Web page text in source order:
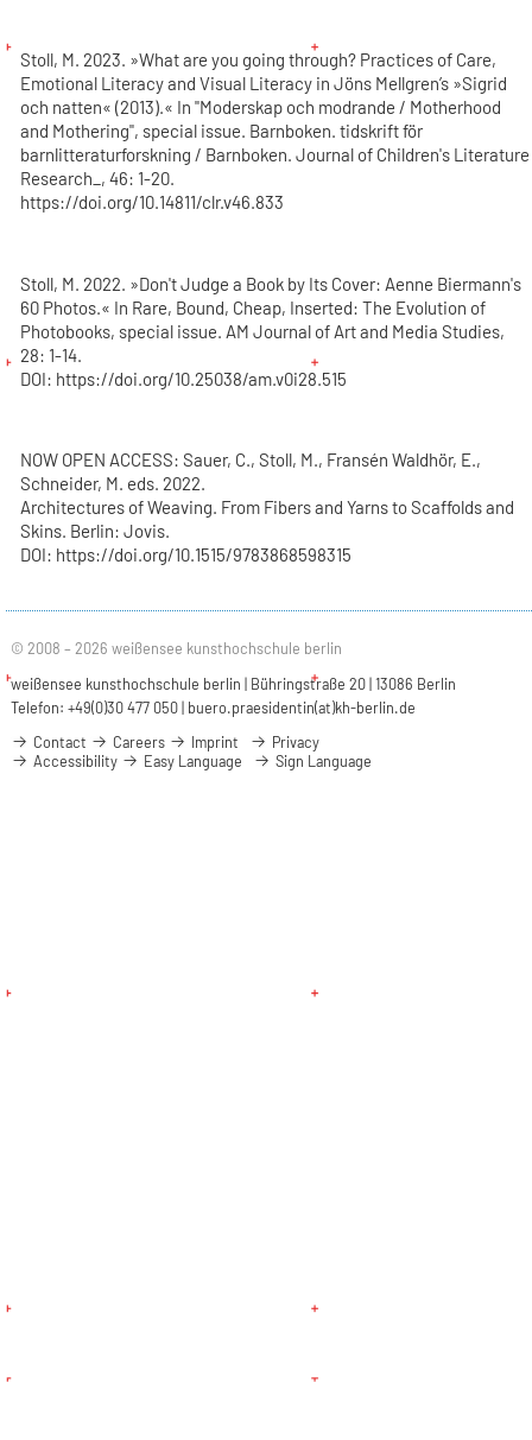
Stoll, M. 2023. »What are you going through? Practices of Care,
Emotional Literacy and Visual Literacy in Jöns Mellgren’s »Sigrid
och natten« (2013).« In "Moderskap och modrande / Motherhood
and Mothering", special issue. Barnboken. tidskrift för
barnlitteraturforskning / Barnboken. Journal of Children's Literature
Research_, 46: 1-20.
https://doi.org/10.14811/clr.v46.833
Stoll, M. 2022. »Don't Judge a Book by Its Cover: Aenne Biermann's
60 Photos.« In Rare, Bound, Cheap, Inserted: The Evolution of
Photobooks, special issue. AM Journal of Art and Media Studies,
28: 1-14.
DOI: https://doi.org/10.25038/am.v0i28.515
NOW OPEN ACCESS: Sauer, C., Stoll, M., Fransén Waldhör, E.,
Schneider, M. eds. 2022.
Architectures of Weaving. From Fibers and Yarns to Scaffolds and
Skins. Berlin: Jovis.
DOI: https://doi.org/10.1515/9783868598315
© 2008 – 2026 weißensee kunsthochschule berlin
weißensee kunsthochschule berlin | Bühringstraße 20 | 13086 Berlin
Telefon: +49(0)30 477 050 | buero.praesidentin(at)kh-berlin.de
Contact
Careers Imprint
Privacy
Accessibility
Easy Language Sign Language